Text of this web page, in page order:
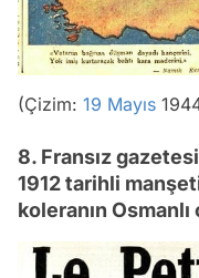
(Çizim: 19 Mayıs
8. Fransız
1912 tarihli
koleranın